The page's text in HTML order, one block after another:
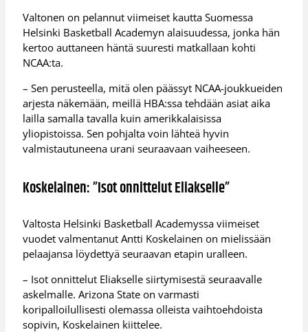
Valtonen on pelannut viimeiset kautta Suomessa
Helsinki Basketball Academyn alaisuudessa, jonka hän
kertoo auttaneen häntä suuresti matkallaan kohti
NCAA:ta.
– Sen perusteella, mitä olen päässyt NCAA-joukkueiden
arjesta näkemään, meillä HBA:ssa tehdään asiat aika
lailla samalla tavalla kuin amerikkalaisissa
yliopistoissa. Sen pohjalta voin lähteä hyvin
valmistautuneena urani seuraavaan vaiheeseen.
Koskelainen: ”Isot onnittelut Eliakselle”
Valtosta Helsinki Basketball Academyssa viimeiset
vuodet valmentanut Antti Koskelainen on mielissään
pelaajansa löydettyä seuraavan etapin uralleen.
– Isot onnittelut Eliakselle siirtymisestä seuraavalle
askelmalle. Arizona State on varmasti
koripalloilullisesti olemassa olleista vaihtoehdoista
sopivin, Koskelainen kiittelee.